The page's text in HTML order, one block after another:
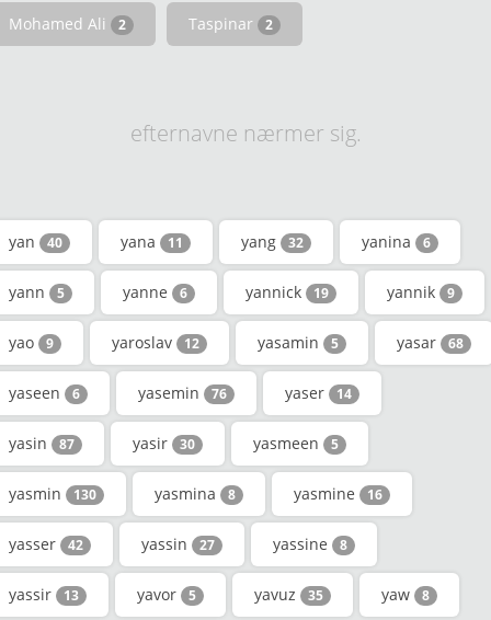
Mohamed Ali 2 Taspinar 2
efternavne nærmer sig.
yan 40 yana 11 yang 32 yanina 6
yann 5 yanne 6 yannick 19 yannik 9
yao 9 yaroslav 12 yasamin 5 yasar 68
yaseen 6 yasemin 76 yaser 14
yasin 87 yasir 30 yasmeen 5
yasmin 130 yasmina 8 yasmine 16
yasser 42 yassin 27 yassine 8
yassir 13 yavor 5 yavuz 35 yaw 8